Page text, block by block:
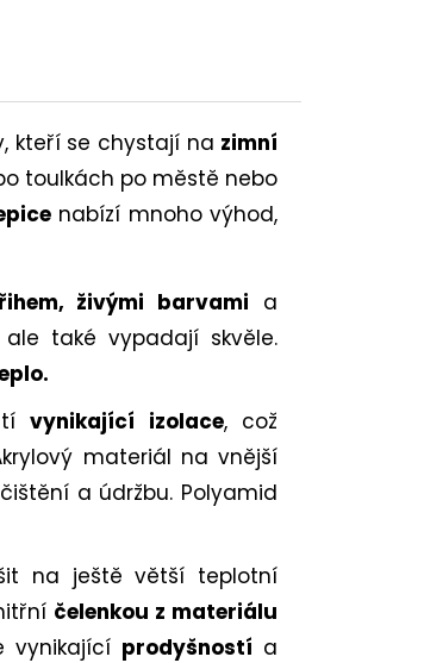
kteří se chystají na zimní
toulkách po městě nebo
nabízí mnoho výhod,
živými barvami a
také vypadají skvěle.
vynikající izolace, což
materiál na vnější
a údržbu. Polyamid
na ještě větší teplotní
čelenkou z materiálu
vynikající prodyšností a